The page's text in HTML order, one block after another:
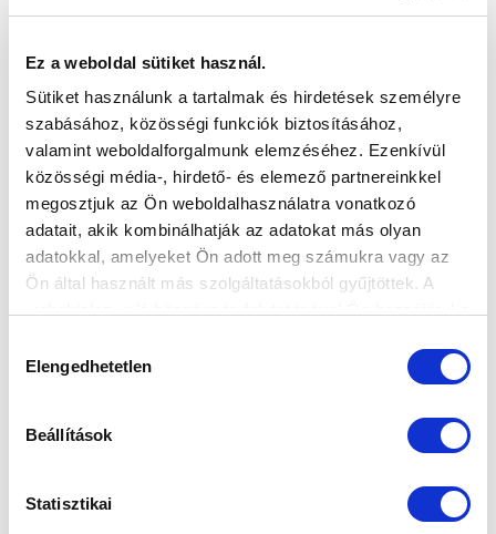
Ez a weboldal sütiket használ.
Sütiket használunk a tartalmak és hirdetések személyre
szabásához, közösségi funkciók biztosításához,
valamint weboldalforgalmunk elemzéséhez. Ezenkívül
közösségi média-, hirdető- és elemező partnereinkkel
megosztjuk az Ön weboldalhasználatra vonatkozó
adatait, akik kombinálhatják az adatokat más olyan
adatokkal, amelyeket Ön adott meg számukra vagy az
Ön által használt más szolgáltatásokból gyűjtöttek. A
kiválasztása
Elengedhetetlen
Beállítások
Statisztikai